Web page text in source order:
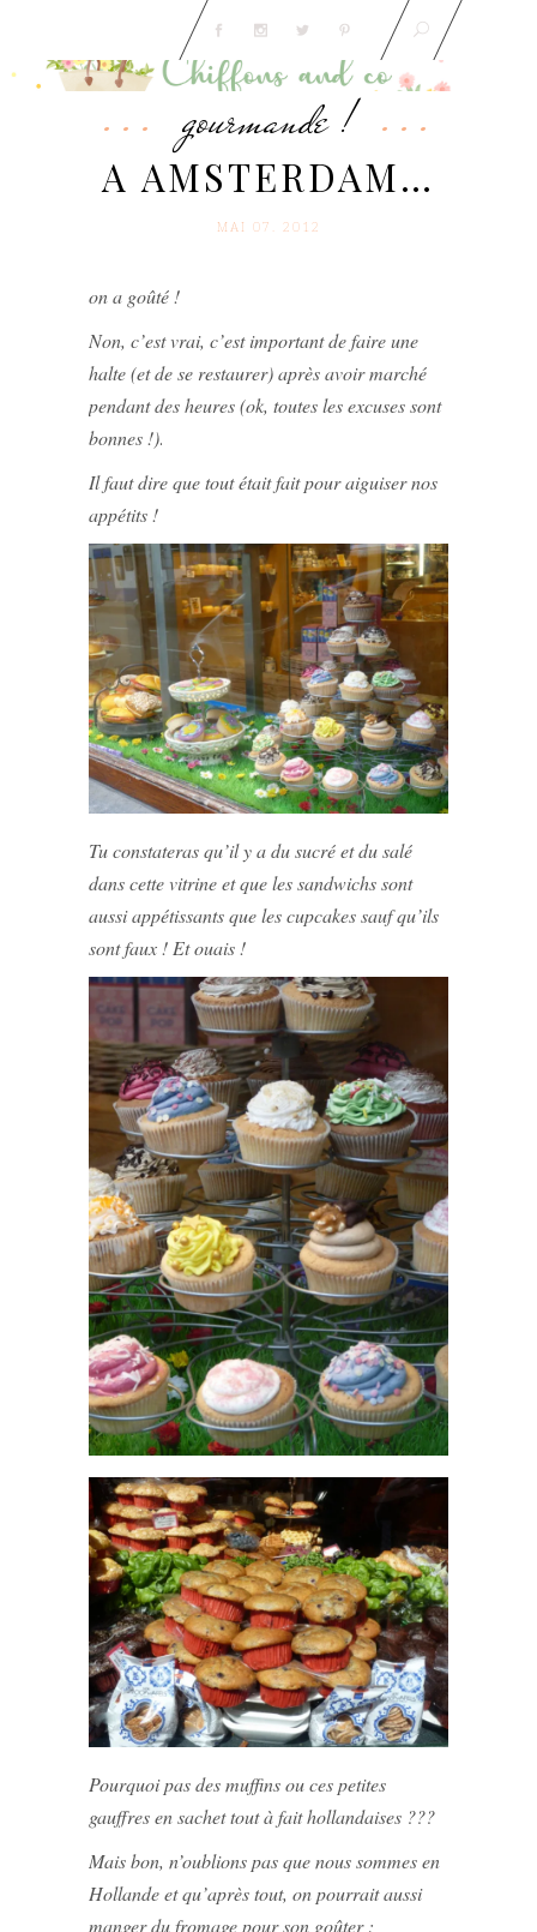
gourmande !
A AMSTERDAM…
MAI 07. 2012
on a goûté !
Non, c’est vrai, c’est important de faire une
halte (et de se restaurer) après avoir marché
pendant des heures (ok, toutes les excuses sont
bonnes !).
Il faut dire que tout était fait pour aiguiser nos
appétits !
Tu constateras qu’il y a du sucré et du salé
dans cette vitrine et que les sandwichs sont
aussi appétissants que les cupcakes sauf qu’ils
sont faux ! Et ouais !
Pourquoi pas des muffins ou ces petites
gauffres en sachet tout à fait hollandaises ???
Mais bon, n’oublions pas que nous sommes en
Hollande et qu’après tout, on pourrait aussi
manger du fromage pour son goûter :